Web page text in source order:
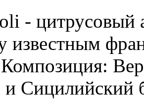
- цитрусовый
известным
и Сицилийский